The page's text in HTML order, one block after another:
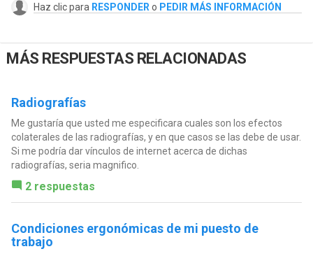
Haz clic para RESPONDER o PEDIR MÁS INFORMACIÓN
MÁS RESPUESTAS RELACIONADAS
Radiografías
Me gustaría que usted me especificara cuales son los efectos
colaterales de las radiografías, y en que casos se las debe de usar.
Si me podría dar vínculos de internet acerca de dichas
radiografías, seria magnifico.
2 respuestas
Condiciones ergonómicas de mi puesto de
trabajo